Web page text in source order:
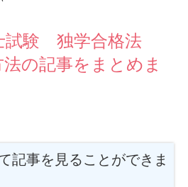
試験 独学合格法
の記事をまとめま
記事を見ることができま